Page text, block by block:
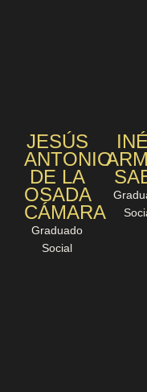
JESÚS
ANTONIO
DE LA
OSADA
CÁMARA
Graduado
Social